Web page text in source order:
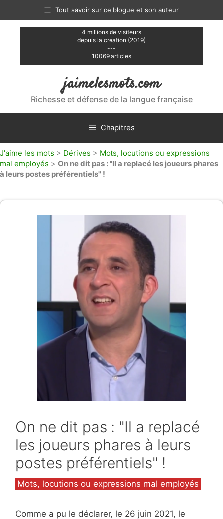
contenu
Tout savoir sur ce blogue et son auteur
4 millions de visiteurs
depuis la création (2019)
---
10069 articles
jaimelesmots.com
Richesse et défense de la langue française
Chapitres
J'aime les mots > Dérives > Mots, locutions ou expressions
mal employés > On ne dit pas : "Il a replacé les joueurs phares
à leurs postes préférentiels" !
On ne dit pas : "Il a replacé
les joueurs phares à leurs
postes préférentiels" !
Catégories
Mots, locutions ou expressions mal employés
Comme a pu le déclarer, le 26 juin 2021, le